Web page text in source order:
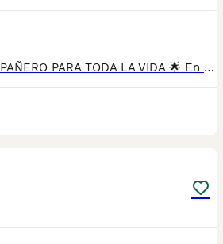
🌟 UN PEQUEÑO COMPAÑERO PARA TODA LA VIDA 🌟 En Mascotas del Sur tenemos disponibles preciosos Chihuahuas Merle, una raza que destaca por su belleza, inteligencia y gran personalidad. Nuestros cachorros crecen en un ambiente familiar, recibiendo atención, cariño y una excelente socialización desde sus primeras semanas. Contamos con Núcleo Zoológico autorizado, licencia de apertura y código de explotación, garantizando una cría responsable y el bienestar de todos nuestros cachorros. 📍 Sevilla 📞 611 723 226 📸 Instagram: @mimascotasdelsur057 Nuestros cachorros se entregan: 🐾 Revisados por veterinario. 🐾 Con microchip. 🐾 Pasaporte y cartilla sanitaria. 🐾 Vacunados y desparasitados. 🐾 Contrato con garantías víricas y congénitas. 🚚 Envíos a toda España. (Gastos de transporte no incluidos en el precio del cachorro). Además disponemos de: 📱 Videollamada para conocer al cachorro antes de reservarlo. 🏡 Recogida en nuestras instalaciones. 🔒 Reserva y pago contrareembolso. 💶 El precio indicado en el anuncio es el precio real. 🐾 Nuestro compromiso es que cada cachorro encuentre una familia donde crezca rodeado de cariño, respeto y cuidados. Solo atendemos a personas realmente comprometidas con ofrecer un hogar estable y responsable. #Chihuahua #ChihuahuaMerle #ChihuahuaMini #ChihuahuaEspaña #CachorrosChihuahua #PerrosDeCompañia #MascotasDelSur057 #MascotasDelSur #CachorrosSevilla #CriaderoAutorizado #NucleoZoologico #PerrosFelices #CachorrosEspaña #AmorAnimal